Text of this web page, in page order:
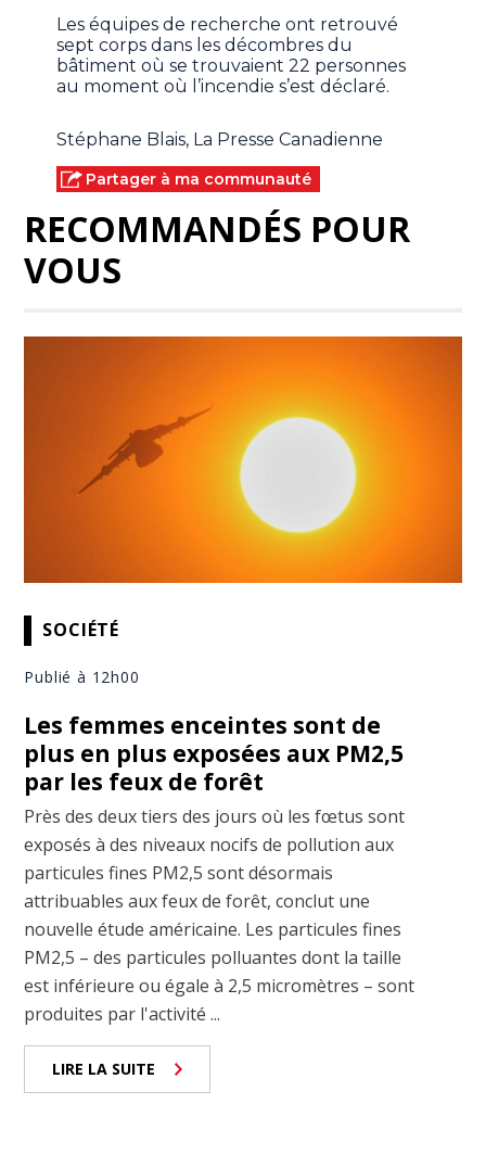
Les équipes de recherche ont retrouvé
sept corps dans les décombres du
bâtiment où se trouvaient 22 personnes
au moment où l’incendie s’est déclaré.
Stéphane Blais, La Presse Canadienne
Partager à ma communauté
RECOMMANDÉS POUR
VOUS
SOCIÉTÉ
Publié à 12h00
Les femmes enceintes sont de
plus en plus exposées aux PM2,5
par les feux de forêt
Près des deux tiers des jours où les fœtus sont
exposés à des niveaux nocifs de pollution aux
particules fines PM2,5 sont désormais
attribuables aux feux de forêt, conclut une
nouvelle étude américaine. Les particules fines
PM2,5 – des particules polluantes dont la taille
est inférieure ou égale à 2,5 micromètres – sont
produites par l'activité ...
LIRE LA SUITE